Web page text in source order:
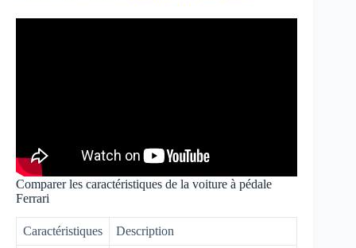
Comparer les caractéristiques de la voiture à pédale
Ferrari
Caractéristiques Description